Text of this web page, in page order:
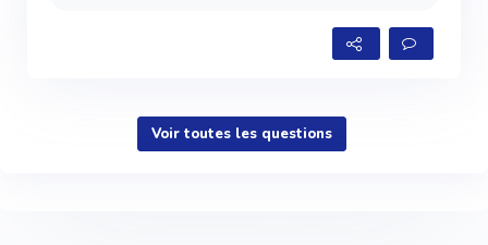
Voir toutes les questions